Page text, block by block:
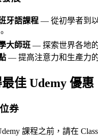
牙語課程 — 從初學者到
大師班 — 探索世界各地
— 提高注意力和生產力
佳 Udemy 優惠
券
課程之前，請在